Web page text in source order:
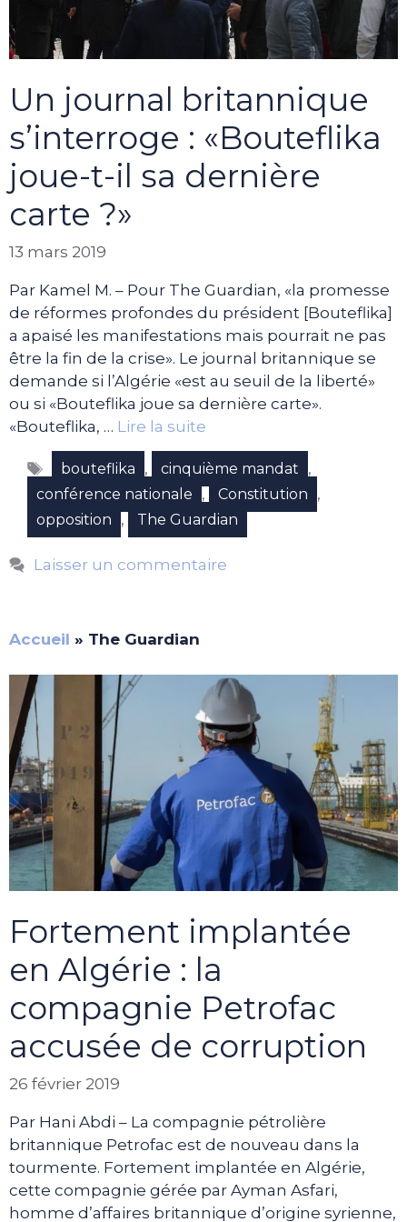
Un journal britannique
s’interroge : «Bouteflika
joue-t-il sa dernière
carte ?»
13 mars 2019
Par Kamel M. – Pour The Guardian, «la promesse
de réformes profondes du président [Bouteflika]
a apaisé les manifestations mais pourrait ne pas
être la fin de la crise». Le journal britannique se
demande si l’Algérie «est au seuil de la liberté»
ou si «Bouteflika joue sa dernière carte».
«Bouteflika, … Lire la suite
Étiquettes
bouteflika , cinquième mandat ,
conférence nationale , Constitution ,
opposition , The Guardian
Laisser un commentaire
Accueil » The Guardian
Fortement implantée
en Algérie : la
compagnie Petrofac
accusée de corruption
26 février 2019
Par Hani Abdi – La compagnie pétrolière
britannique Petrofac est de nouveau dans la
tourmente. Fortement implantée en Algérie,
cette compagnie gérée par Ayman Asfari,
homme d’affaires britannique d’origine syrienne,